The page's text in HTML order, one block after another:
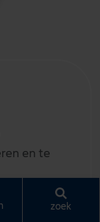
zoek
en te